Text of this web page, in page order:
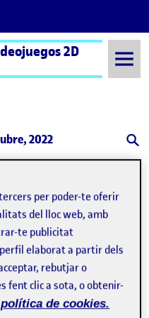
2D
2022
per poder-te oferir
del lloc web, amb
te publicitat
elaborat a partir dels
rebutjar o
fent clic a sota, o obtenir-
política de cookies.